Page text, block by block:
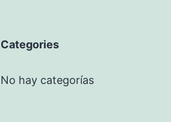
Categories
No hay categorías